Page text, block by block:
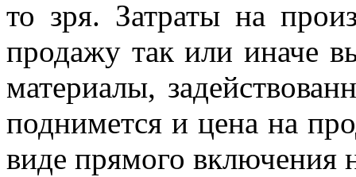
то зря. Затраты на
продажу так или иначе
материалы,
поднимется и цена на
виде прямого включения